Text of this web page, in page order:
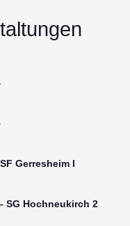
Gerresheim I
SG Hochneukirch 2